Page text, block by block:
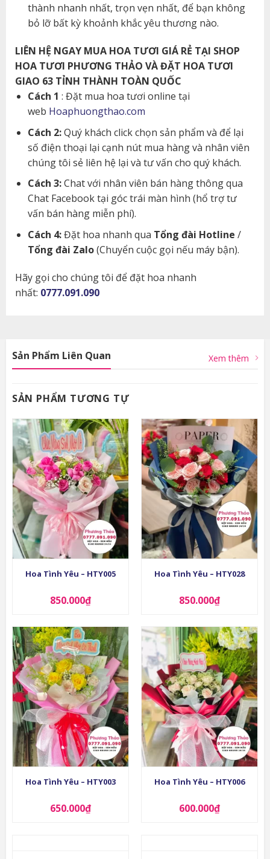
thành nhanh nhất, trọn vẹn nhất, để bạn không
bỏ lỡ bất kỳ khoảnh khắc yêu thương nào.
LIÊN HỆ NGAY MUA HOA TƯƠI GIÁ RẺ TẠI SHOP
HOA TƯƠI PHƯƠNG THẢO VÀ ĐẶT HOA TƯƠI
GIAO 63 TỈNH THÀNH TOÀN QUỐC
Cách 1 : Đặt mua hoa tươi online tại
web Hoaphuongthao.com
Cách 2:Quý khách click chọn sản phẩm và để lại
số điện thoại lại cạnh nút mua hàng và nhân viên
chúng tôi sẻ liên hệ lại và tư vấn cho quý khách.
Cách 3:Chat với nhân viên bán hàng thông qua
Chat Facebook tại góc trái màn hình (hổ trợ tư
vấn bán hàng miễn phí).
Cách 4:Đặt hoa nhanh qua Tổng đài Hotline /
Tổng đài Zalo(Chuyển cuộc gọi nếu máy bận).
Hãy gọi cho chúng tôi để đặt hoa nhanh
nhất: 0777.091.090
Sản Phẩm Liên Quan Xem thêm
SẢN PHẨM TƯƠNG TỰ
Hoa Tình Yêu – HTY005
850.000₫
Hoa Tình Yêu – HTY028
850.000₫
Hoa Tình Yêu – HTY003
650.000₫
Hoa Tình Yêu – HTY006
600.000₫